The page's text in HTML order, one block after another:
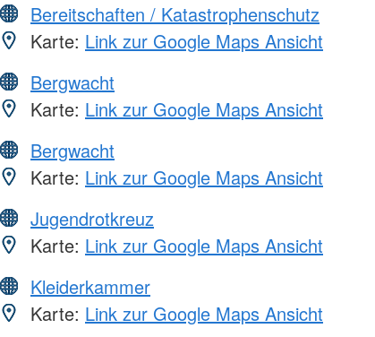
Bereitschaften / Katastrophenschutz
Karte: Link zur Google Maps Ansicht
Bergwacht
Karte: Link zur Google Maps Ansicht
Bergwacht
Karte: Link zur Google Maps Ansicht
Jugendrotkreuz
Karte: Link zur Google Maps Ansicht
Kleiderkammer
Karte: Link zur Google Maps Ansicht